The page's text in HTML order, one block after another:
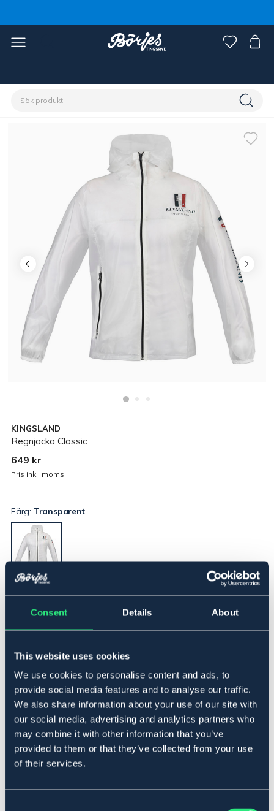
Consent Details About
This website uses cookies
We use cookies to personalise content and ads, to
provide social media features and to analyse our traffic.
We also share information about your use of our site with
our social media, advertising and analytics partners who
may combine it with other information that you’ve
provided to them or that they’ve collected from your use
of their services.
KINGSLAND
Regnjacka Classic
649 kr
Pris inkl. moms
Färg: Transparent
L ▾
I lager Se lager i butik
Produktbeskrivning
Regnjacka med tryckta detaljer och luva. Genomskinlig,
vattentät med tejpade sömmar. Kontrastfärgad
dragkedja. Tryckta detaljer på vänster ärm och bröst.
Storleksguide